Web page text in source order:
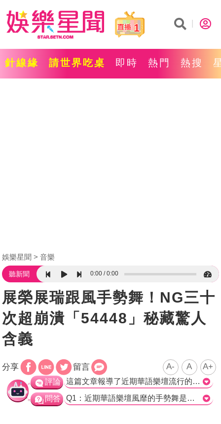
1
針線緣 請世界吃桌 即時 熱門 熱搜
娛樂星聞 音樂
聽新聞 0:00 0:00
展榮展瑞跟風手勢舞！NG三十
次超崩潰「54448」秘藏驚人
含義
分享 留言 A- A A+
評論 這篇文章報導了近期華語樂壇流行的手勢舞風潮，提到許多藝人跟風挑戰「54448」的舞蹈，包括「這群人」的展榮展瑞、蔡佩軒、潘君侖、那對夫妻和陳曼青等等。文章也提到「54448」這個手勢舞暗藏著「Light」這個彩蛋，讓人發光的單字，這讓潘君侖神秘地表示了一番。展榮展瑞是第一個響應挑戰的藝人，兩兄弟表示是因為釋放光公益單位的邀請而知道這個公益活動。兩兄弟提到手勢舞動作不難，只練習了3次就記住了，但跟家人一起跳的時候跳了快30次，可能是因為緊張的關係。他們家人對跳舞的動作各有步調，姪女則總是在開拍時緊張跳錯，他們的爸爸則因為中風的關係只能在一旁加油打氣。 展榮展瑞聽到「54448」這個手勢舞的隱藏涵義「我是世界光」後，表示有深刻的感觸。他們在認識自我的過程中獲得了許多收穫，也相信每個人都可以是一道釋放的光，在這個旅程中一起點亮彼此。他們認為這次手勢舞對家人間的互動來說是一種光的傳遞。 總括而言，這篇文章以介紹華語樂壇的手勢舞風潮為主題，報導了藝人們的參與以及他們對舞蹈的感受和理解。這個手勢舞的舞蹈動作並不難，並且能夠帶來家人之間的互動和情感的交流。這篇文章將焦點放在藝人們對這個舞蹈的響應和內在的含義上，給人一種正向、愉快的感覺。>
問答 Q1：近期華語樂壇風靡的手勢舞是什麼？ a. 54448 b. 42222 c. 53336 d. 55555 正確答案：a. 54448 Q2：潘君侖表示按下54448這些按鍵可以拼出什麼單字？ a. Light b. Love c. Life d. Like 正確答案：a. Light Q3：展榮展瑞響應54448舞蹈挑戰的原因是什麼？ a. 參加慈善演唱會 b. 想釋放光 c. 和家人一起跳舞 d. 喜歡這個手勢舞 正確答案：a. 參加慈善演唱會